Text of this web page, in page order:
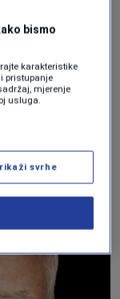
majčine
dom u
bismo
karakteristike
pristupanje
mjerenje
usluga.
svrhe